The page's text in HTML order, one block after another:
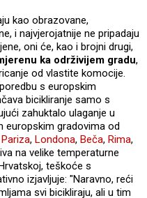
kao obrazovane,
i najvjerojatnije ne pripadaju
oni će, kao i brojni drugi,
ka održivijem gradu,
od vlastite komocije.
s europskim
bicikliranje samo s
zahuktalo ulaganje u
europskim gradovima od
Pariza, Londona, Beča, Rima,
na velike temperaturne
teškoće s
izjavljuje: "Naravno, reći
svi bicikliraju, ali u tim